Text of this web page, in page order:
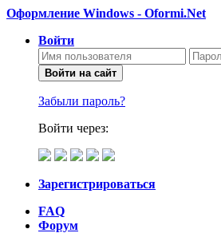
Оформление Windows - Oformi.Net
Войти
Войти на сайт
Забыли пароль?
Войти через:
Зарегистрироваться
FAQ
Форум